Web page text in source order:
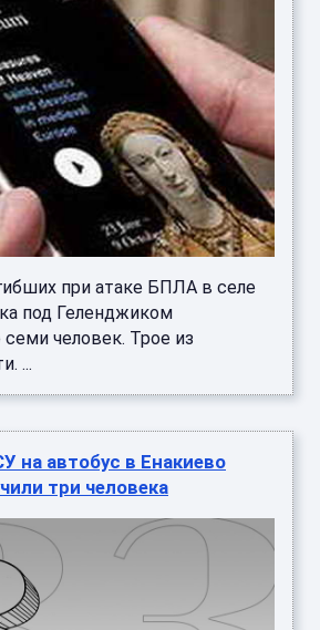
при атаке БПЛА в селе
под Геленджиком
человек. Трое из
...
на автобус в Енакиево
три человека